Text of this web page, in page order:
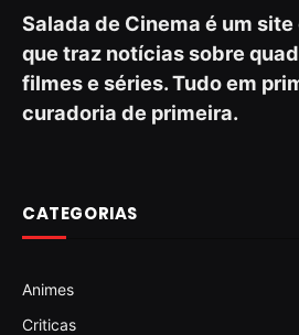
Salada de Cinema é um
que traz notícias sobre
filmes e séries. Tudo em
curadoria de primeira.
CATEGORIAS
Animes
Criticas